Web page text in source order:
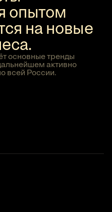
опытом
на новые
основные тренды
активно
всей России.